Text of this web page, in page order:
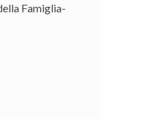
Famiglia-